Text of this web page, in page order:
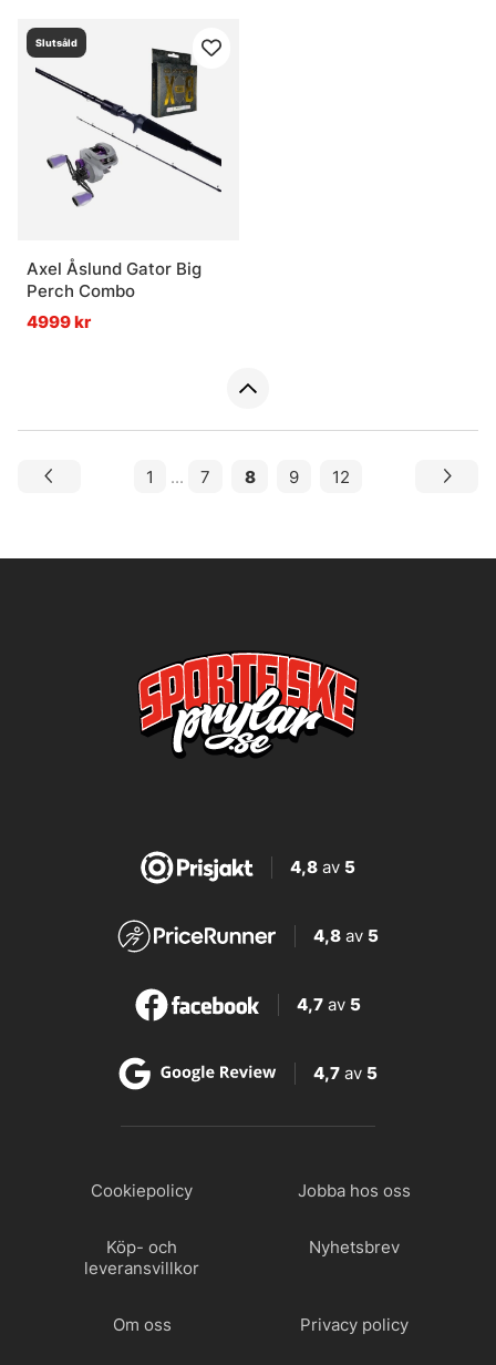
Slutsåld
Axel Åslund Gator Big
Perch Combo
4999 kr
1 ... 7 8 9 12
4,8av 5
4,8 av 5
4,7 av 5
4,7 av 5
Cookiepolicy Jobba hos oss
Köp- och
leveransvillkor
Nyhetsbrev
Om oss Privacy policy